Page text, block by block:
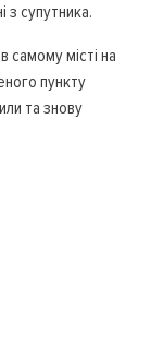
з супутника.
самому місті на
пункту
та знову